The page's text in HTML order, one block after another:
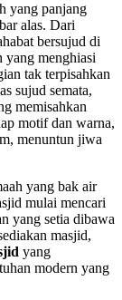
yang panjang
alas. Dari
bersujud di
yang menghiasi
tak terpisahkan
sujud semata,
memisahkan
motif dan warna,
menuntun jiwa
yang bak air
mulai mencari
yang setia dibawa
masjid,
yang
modern yang